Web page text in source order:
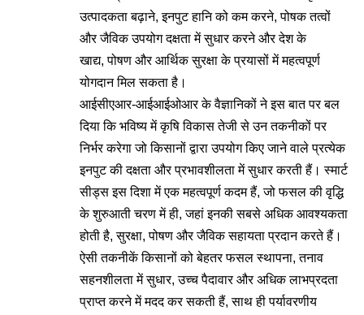
उत्पादकता बढ़ाने, इनपुट हानि को कम करने, पोषक तत्वों
और जैविक उपयोग दक्षता में सुधार करने और देश के
खाद्य, पोषण और आर्थिक सुरक्षा के प्रयासों में महत्वपूर्ण
योगदान मिल सकता है।
आईसीएआर-आईआईओआर के वैज्ञानिकों ने इस बात पर बल
दिया कि भविष्य में कृषि विकास तेजी से उन तकनीकों पर
निर्भर करेगा जो किसानों द्वारा उपयोग किए जाने वाले प्रत्येक
इनपुट की दक्षता और प्रभावशीलता में सुधार करती हैं। स्मार्ट
सीड्स इस दिशा में एक महत्वपूर्ण कदम हैं, जो फसल की वृद्धि
के शुरुआती चरण में ही, जहां इनकी सबसे अधिक आवश्यकता
होती है, सुरक्षा, पोषण और जैविक सहायता प्रदान करते हैं।
ऐसी तकनीकें किसानों को बेहतर फसल स्थापना, तनाव
सहनशीलता में सुधार, उच्च पैदावार और अधिक लाभप्रदता
प्राप्त करने में मदद कर सकती हैं, साथ ही पर्यावरणीय